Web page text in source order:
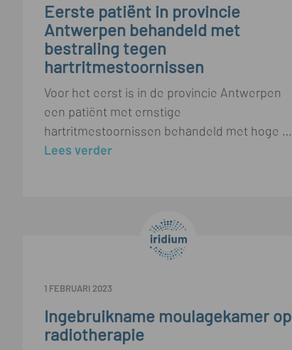
Eerste patiënt in provincie
Antwerpen behandeld met
bestraling tegen
hartritmestoornissen
Voor het eerst is in de provincie Antwerpen
een patiënt met ernstige
hartritmestoornissen behandeld met hoge dosis bestraling. De innovatieve bestralingstechniek biedt een alternatief voor patiënten bij wie klassieke behandelingen niet mogelijk zijn of onvoldoende resultaat opleveren.
Lees verder
1 FEBRUARI 2023
Ingebruikname moulagekamer op
radiotherapie